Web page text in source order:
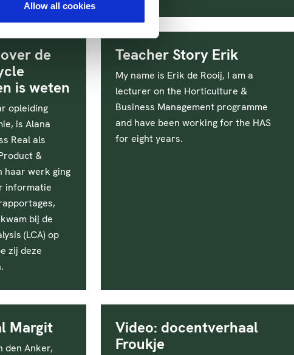
Allow all cookies
de
is weten
opleiding
is Alana
Real als
&
haar werk ging
informatie
bij de
(LCA) op
zij deze
Teacher Story Erik
My name is Erik de Rooij, I am a
lecturer on the Horticulture &
Business Management programme
and have been working for the HAS
for eight years.
Margit
den Anker,
Video: docentverhaal
Froukje